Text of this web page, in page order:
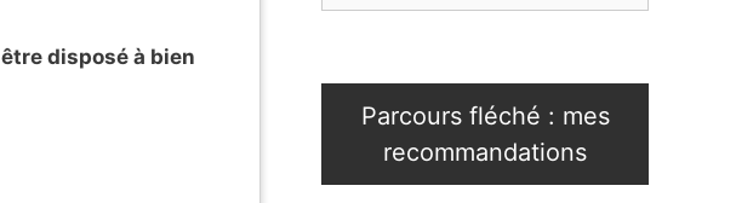
être disposé à bien
Parcours fléché : mes
recommandations